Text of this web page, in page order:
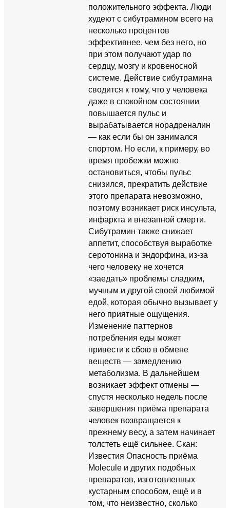
положительного эффекта. Люди
худеют с сибутрамином всего на
несколько процентов
эффективнее, чем без него, но
при этом получают удар по
сердцу, мозгу и кровеносной
системе. Действие сибутрамина
сводится к тому, что у человека
даже в спокойном состоянии
повышается пульс и
вырабатывается норадреналин
— как если бы он занимался
спортом. Но если, к примеру, во
время пробежки можно
остановиться, чтобы пульс
снизился, прекратить действие
этого препарата невозможно,
поэтому возникает риск инсульта,
инфаркта и внезапной смерти.
Сибутрамин также снижает
аппетит, способствуя выработке
серотонина и эндорфина, из-за
чего человеку не хочется
«заедать» проблемы сладким,
мучным и другой своей любимой
едой, которая обычно вызывает у
него приятные ощущения.
Изменение паттернов
потребления еды может
привести к сбою в обмене
веществ — замедлению
метаболизма. В дальнейшем
возникает эффект отмены —
спустя несколько недель после
завершения приёма препарата
человек возвращается к
прежнему весу, а затем начинает
толстеть ещё сильнее. Скан:
Известия Опасность приёма
Molecule и других подобных
препаратов, изготовленных
кустарным способом, ещё и в
том, что неизвестно, сколько